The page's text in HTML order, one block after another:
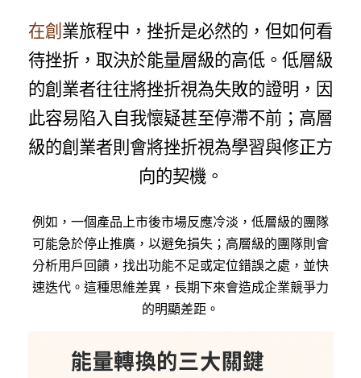
在創 業旅程中，挫折是必然的，但如何看
待挫折，取決於能量層級的高低。低層級
的創業者往往將挫折視為失敗的證明，因
此容易陷入自我懷疑甚至停滯不前；高層
級的創業者則會將挫折視為學習與修正方
向的契機。
例如，一個產品上市後市場反應冷淡，低層級的團隊
可能急於停止推廣，以避免損失；高層級的團隊則會
分析用戶回饋，找出功能不足或定位錯誤之處，並快
速迭代。這種思維差異，長期下來會造成企業競爭力
的明顯差距。